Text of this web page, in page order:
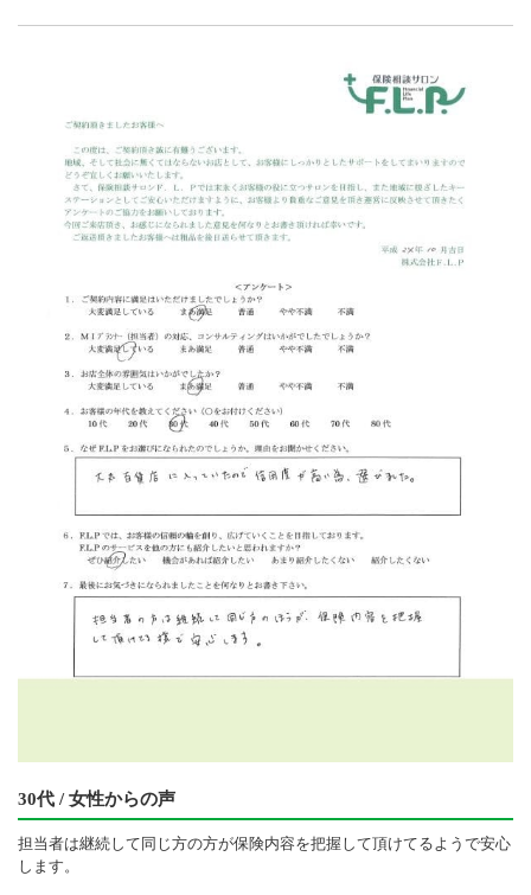
30代 / 女性からの声
担当者は継続して同じ方の方が保険内容を把握して頂けてるようで安心
します。